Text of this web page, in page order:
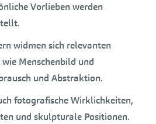
Vorlieben werden
widmen sich relevanten
Menschenbild und
und Abstraktion.
fotografische Wirklichkeiten,
und skulpturale Positionen.